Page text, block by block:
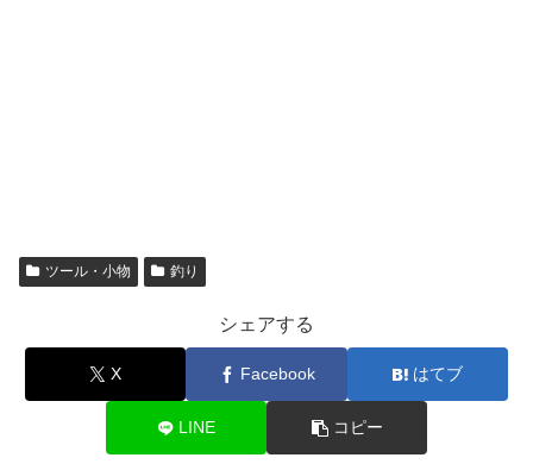
ツール・小物 釣り
シェアする
X Facebook はてブ
LINE コピー